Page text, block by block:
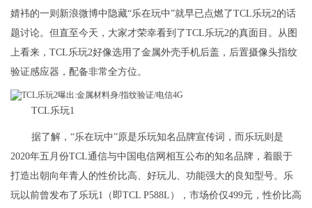
婧袆的一则新浪微博中隐藏“乐在玩中”就早已点燃了TCL乐玩2的话
题讨论。但直至今天，大家才荣幸看到了TCL乐玩2的真面目。从图
上看来，TCL乐玩2好像选用了金属外壳手机后盖，后置摄像头指纹
验证感应器，配备非常全方位。
TCL乐玩1
据了解，“乐在玩中”原是乐玩知名品牌宣传词，而乐玩则是
2020年五月份TCL通信与中国电信网相互公布的知名品牌，着眼于
打造出朝向年青人的性价比高、好玩儿、功能强大的良知型号。乐
玩以前曾发布了乐玩1（即TCL P588L），市场价仅499元，性价比高